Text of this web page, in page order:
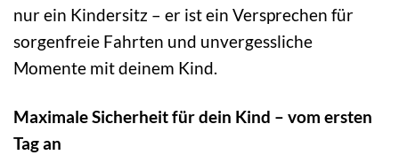
nur ein Kindersitz – er ist ein Versprechen für
sorgenfreie Fahrten und unvergessliche
Momente mit deinem Kind.
Maximale Sicherheit für dein Kind – vom ersten
Tag an